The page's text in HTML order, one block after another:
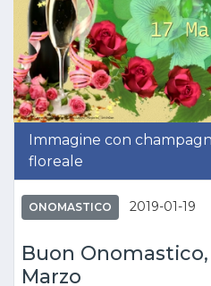
Immagine con
floreale
ONOMASTICO 2019-01-19
Buon Onomastico,
Marzo